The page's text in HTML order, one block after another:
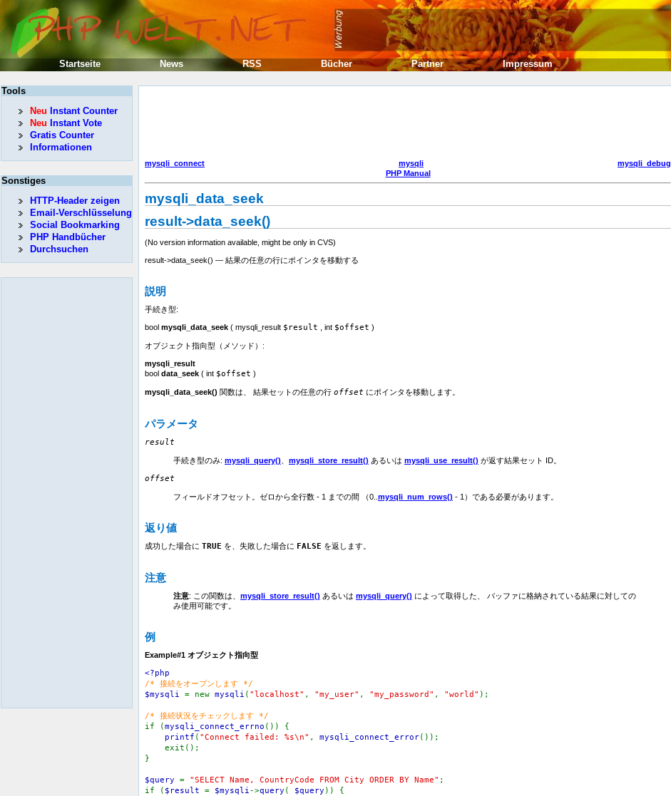
mysqli_connect mysqli_debug
mysqli
PHP Manual
mysqli_data_seek
result->data_seek()
(No version information available, might be only in CVS)
result->data_seek() — 結果の任意の行にポインタを移動する
説明
手続き型:
bool mysqli_data_seek ( mysqli_result $result int $offset )
オブジェクト指向型（メソッド）:
mysqli_result
bool data_seek ( int $offset )
mysqli_data_seek() 関数は、 結果セットの任意の行 offset にポインタを移動します。
パラメータ
result
手続き型のみ: mysqli_query() mysqli_store_result() あるいは mysqli_use_result() が返す結果セット ID。
offset
フィールドオフセット。ゼロから全行数 - 1 までの間 （0.. mysqli_num_rows() - 1）である必要があります。
返り値
成功した場合に TRUE を、失敗した場合に FALSE を返します。
注意
注意: この関数は、 mysqli_store_result() あるいは mysqli_query() によって取得した、 バッファに格納されている結果に対しての
み使用可能です。
例
Example#1 オブジェクト指向型
<?php
/* 接続をオープンします */
$mysqli = new mysqli ( "localhost" , "my_user" , "my_password" , "world" );
/* 接続状況をチェックします */
if (mysqli_connect_errno ()) {
printf ( "Connect failed: %s\n" , mysqli_connect_error());
exit();
}
$query = "SELECT Name, CountryCode FROM City ORDER BY Name" ;
if ( $result = $mysqli->query ( $query )) {
Tools
Neu Instant Counter
Neu Instant Vote
Gratis Counter
Informationen
Sonstiges
HTTP-Header zeigen
Email-Verschlüsselung
Social Bookmarking
PHP Handbücher
Durchsuchen
Startseite News RSS Bücher Partner Impressum